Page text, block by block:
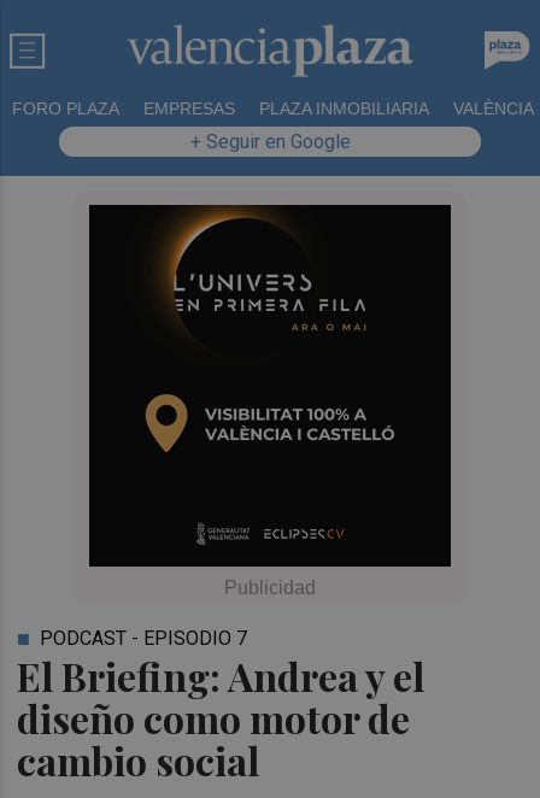
FORO PLAZA EMPRESAS PLAZA INMOBILIARIA VALÈNCIA
+ Seguir en Google
El Briefing: Andrea y el
diseño como motor de
cambio social
PODCAST - EPISODIO 7